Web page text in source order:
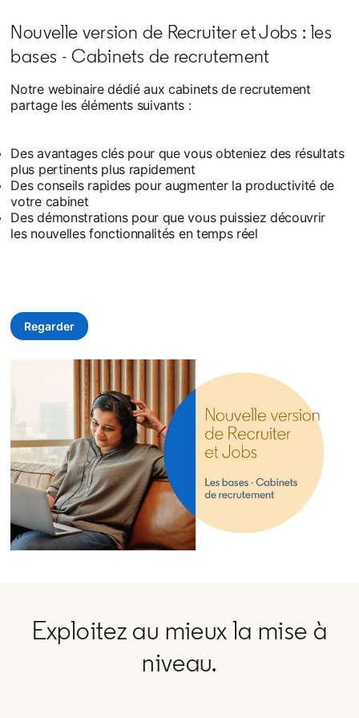
Nouvelle version de Recruiter et Jobs : les
bases - Cabinets de recrutement
Notre webinaire dédié aux cabinets de recrutement
partage les éléments suivants :
Des avantages clés pour que vous obteniez des résultats
plus pertinents plus rapidement
Des conseils rapides pour augmenter la productivité de
votre cabinet
Des démonstrations pour que vous puissiez découvrir
les nouvelles fonctionnalités en temps réel
Regarder
Exploitez au mieux la mise à
niveau.